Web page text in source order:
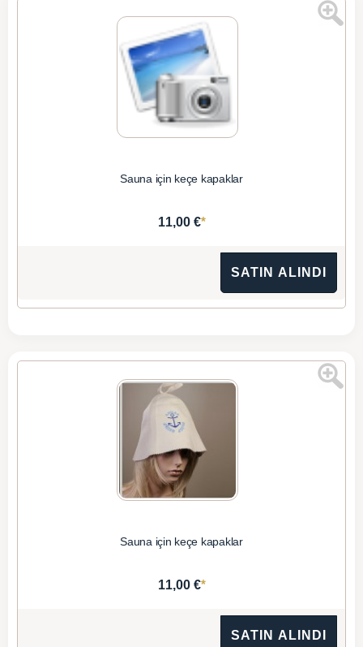
Sauna için keçe kapaklar
11,00 €*
SATIN ALINDI
Sauna için keçe kapaklar
11,00 €*
SATIN ALINDI